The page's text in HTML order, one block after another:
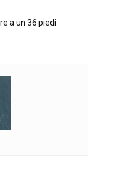
a un 36 piedi